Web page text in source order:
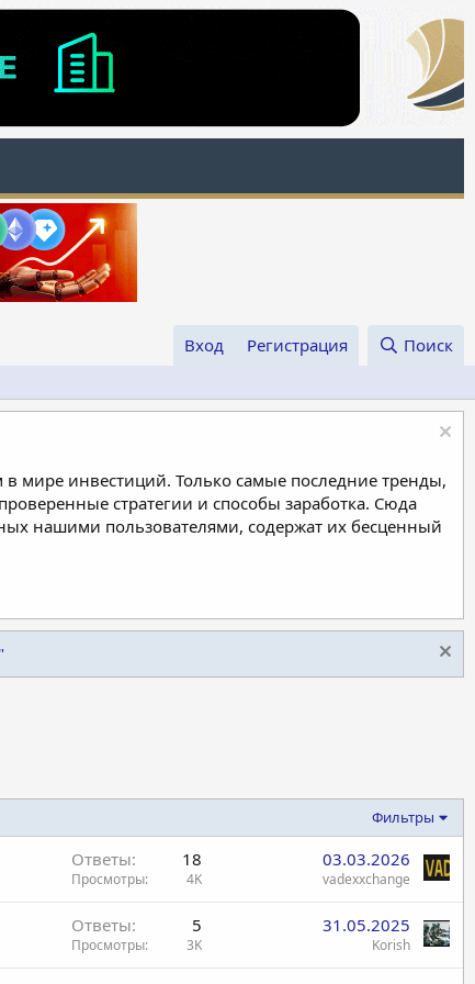
Вход Регистрация Поиск
мире инвестиций. Только самые последние тренды,
стратегии и способы заработка. Сюда
нашими пользователями, содержат их бесценный
Фильтры
Ответы 18
Просмотры 4K
03.03.2026
vadexxchange
Ответы 5
Просмотры 3K
31.05.2025
Korish